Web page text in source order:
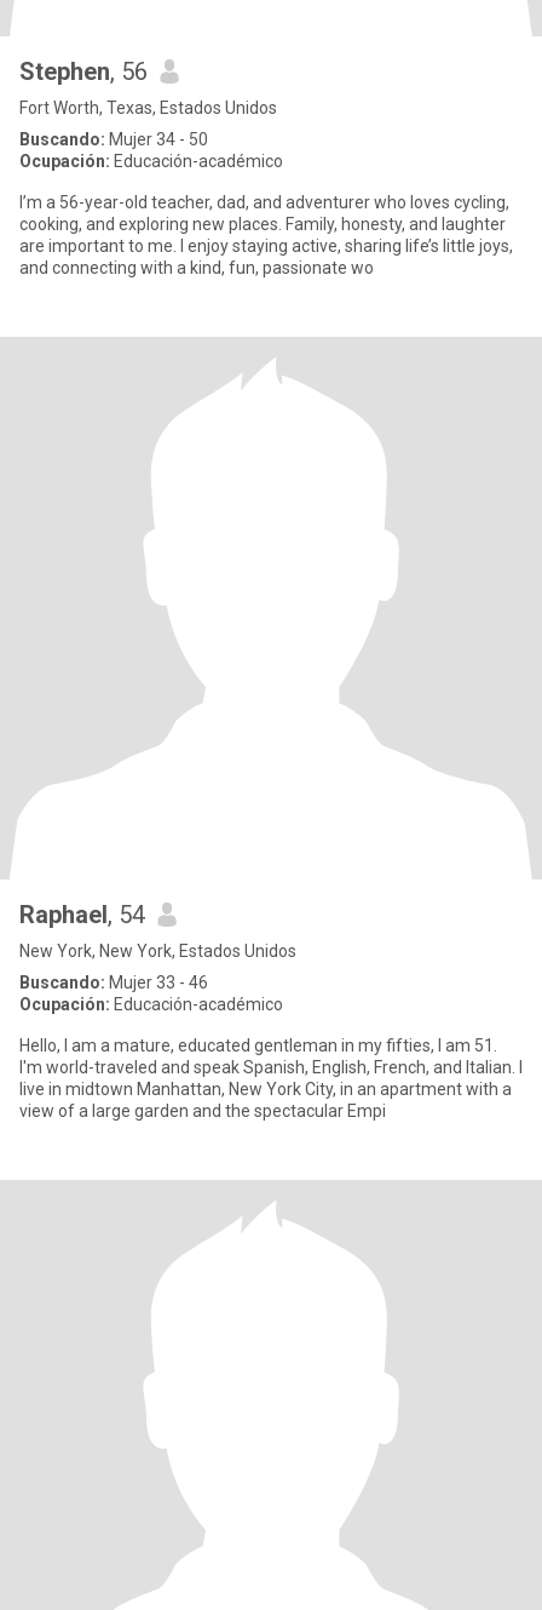
Stephen, 56
Fort Worth, Texas, Estados Unidos
Buscando: Mujer 34 - 50
Ocupación: Educación-académico
I’m a 56-year-old teacher, dad, and adventurer who loves cycling,
cooking, and exploring new places. Family, honesty, and laughter
are important to me. I enjoy staying active, sharing life’s little joys,
and connecting with a kind, fun, passionate wo
Raphael, 54
New York, New York, Estados Unidos
Buscando: Mujer 33 - 46
Ocupación: Educación-académico
Hello, I am a mature, educated gentleman in my fifties, I am 51.
I'm world-traveled and speak Spanish, English, French, and Italian. I
live in midtown Manhattan, New York City, in an apartment with a
view of a large garden and the spectacular Empi